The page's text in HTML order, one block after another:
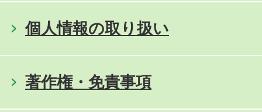
個人情報の取り扱い
著作権・免責事項